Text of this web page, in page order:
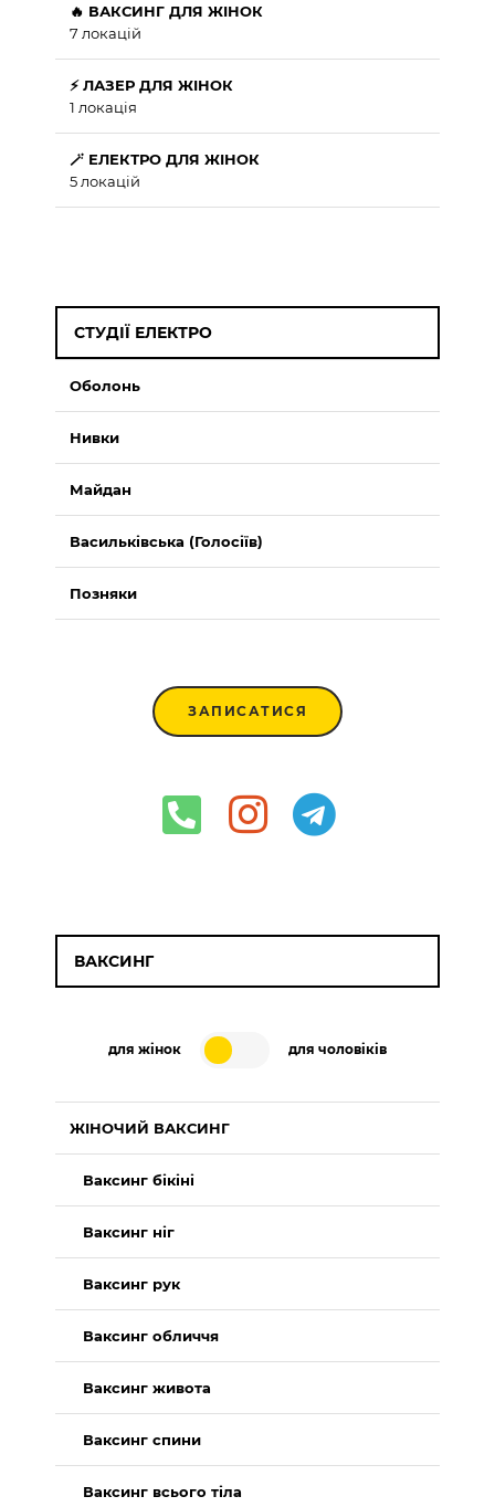
🔥 ВАКСИНГ ДЛЯ ЖІНОК
7 локацій
⚡ ЛАЗЕР ДЛЯ ЖІНОК
1 локація
🪄 ЕЛЕКТРО ДЛЯ ЖІНОК
5 локацій
СТУДІЇ ЕЛЕКТРО
Оболонь
Нивки
Майдан
Васильківська (Голосіїв)
Позняки
ЗАПИСАТИСЯ
ВАКСИНГ
для жінок для чоловіків
ЖІНОЧИЙ ВАКСИНГ
Ваксинг бікіні
Ваксинг ніг
Ваксинг рук
Ваксинг обличчя
Ваксинг живота
Ваксинг спини
Ваксинг всього тіла